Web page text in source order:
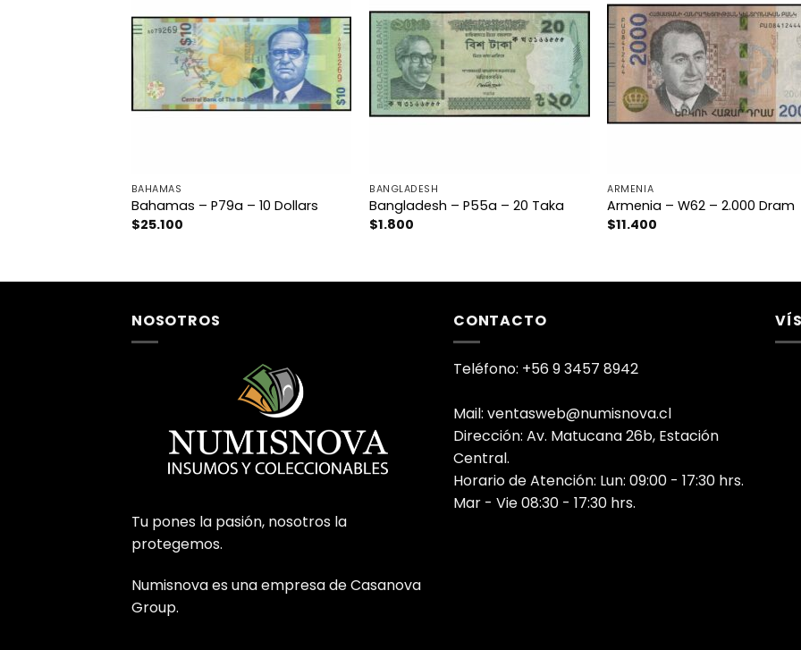
BAHAMAS
Bahamas – P79a – 10 Dollars
$25.100
BANGLADESH
Bangladesh – P55a – 20 Taka
$1.800
ARMENIA
Armenia – W62 – 2.000 Dram
$11.400
NOSOTROS
Tu pones la pasión, nosotros la
protegemos.
Numisnova es una empresa de Casanova
Group.
CONTACTO
Teléfono: +56 9 3457 8942
Mail: ventasweb@numisnova.cl
Dirección: Av. Matucana 26b, Estación
Central.
Horario de Atención: Lun: 09:00 - 17:30 hrs.
Mar - Vie 08:30 - 17:30 hrs.